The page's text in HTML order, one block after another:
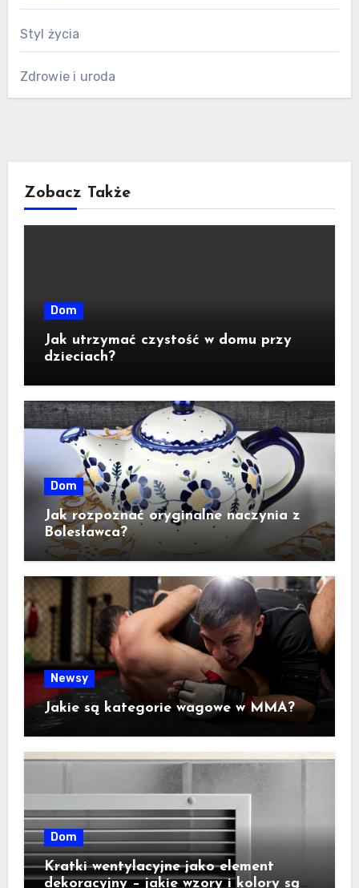
Styl życia
Zdrowie i uroda
Zobacz Także
Dom
Jak utrzymać czystość w domu przy
dzieciach?
Dom
Jak rozpoznać oryginalne naczynia z
Bolesławca?
Newsy
Jakie są kategorie wagowe w MMA?
Dom
Kratki wentylacyjne jako element
dekoracyjny – jakie wzory i kolory są